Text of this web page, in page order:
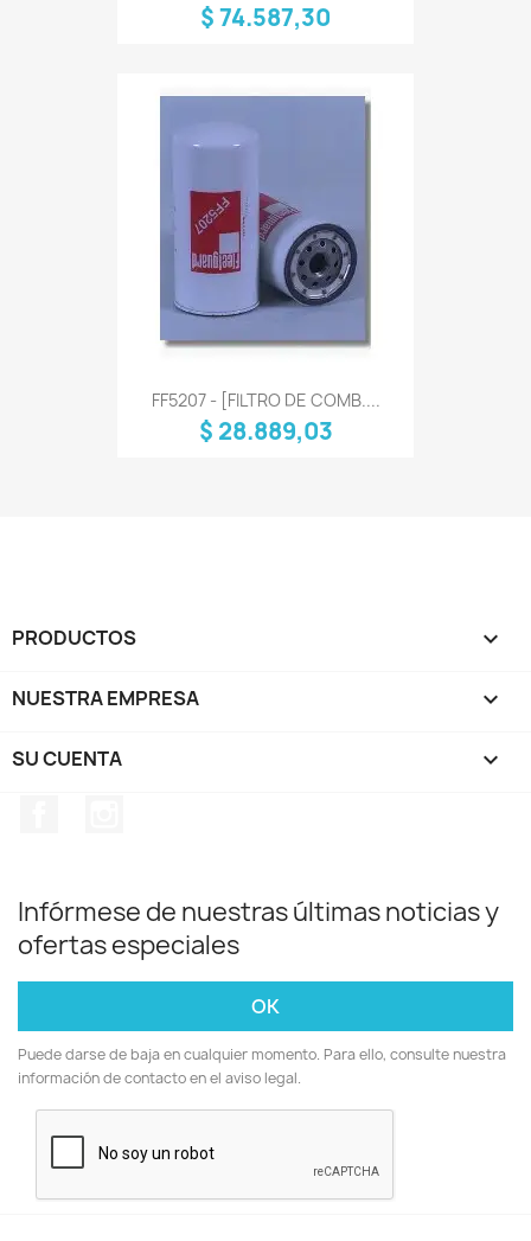
$ 74.587,30
FF5207 - [FILTRO DE COMB....
$ 28.889,03
PRODUCTOS 
NUESTRA EMPRESA 
SU CUENTA 
Infórmese de nuestras últimas noticias y
ofertas especiales
Puede darse de baja en cualquier momento. Para ello, consulte nuestra
información de contacto en el aviso legal.